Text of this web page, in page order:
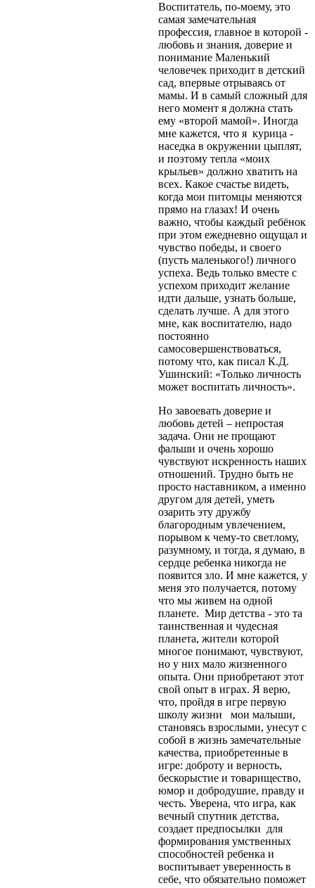
Воспитатель, по-моему, это
самая замечательная
профессия, главное в которой -
любовь и знания, доверие и
понимание Маленький
человечек приходит в детский
сад, впервые отрываясь от
мамы. И в самый сложный для
него момент я должна стать
ему «второй мамой». Иногда
мне кажется, что я курица -
наседка в окружении цыплят,
и поэтому тепла «моих
крыльев» должно хватить на
всех. Какое счастье видеть,
когда мои питомцы меняются
прямо на глазах! И очень
важно, чтобы каждый ребёнок
при этом ежедневно ощущал и
чувство победы, и своего
(пусть маленького!) личного
успеха. Ведь только вместе с
успехом приходит желание
идти дальше, узнать больше,
сделать лучше. А для этого
мне, как воспитателю, надо
постоянно
самосовершенствоваться,
потому что, как писал К.Д.
Ушинский: «Только личность
может воспитать личность».
Но завоевать доверие и
любовь детей – непростая
задача. Они не прощают
фальши и очень хорошо
чувствуют искренность наших
отношений. Трудно быть не
просто наставником, а именно
другом для детей, уметь
озарить эту дружбу
благородным увлечением,
порывом к чему-то светлому,
разумному, и тогда, я думаю, в
сердце ребенка никогда не
появится зло. И мне кажется, у
меня это получается, потому
что мы живем на одной
планете. Мир детства - это та
таинственная и чудесная
планета, жители которой
многое понимают, чувствуют,
но у них мало жизненного
опыта. Они приобретают этот
свой опыт в играх. Я верю,
что, пройдя в игре первую
школу жизни мои малыши,
становясь взрослыми, унесут с
собой в жизнь замечательные
качества, приобретенные в
игре: доброту и верность,
бескорыстие и товарищество,
юмор и добродушие, правду и
честь. Уверена, что игра, как
вечный спутник детства,
создает предпосылки для
формирования умственных
способностей ребенка и
воспитывает уверенность в
себе, что обязательно поможет